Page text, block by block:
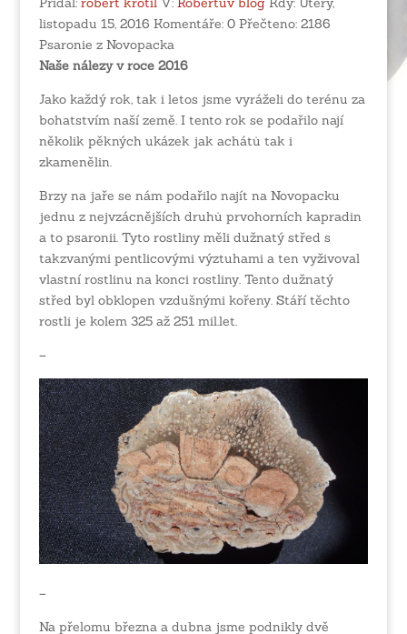
listopadu 15, 2016 Komentáře:0 Přečteno:2186
Psaronie z Novopacka
Naše nálezy v roce 2016
Jako každý rok, tak i letos jsme vyráželi do terénu za
bohatstvím naší země. I tento rok se podařilo nají
několik pěkných ukázek jak achátů tak i
zkamenělin.
Brzy na jaře se nám podařilo najít na Novopacku
jednu z nejvzácnějších druhů prvohorních kapradin
a to psaronii. Tyto rostliny měli dužnatý střed s
takzvanými pentlicovými výztuhami a ten vyživoval
vlastní rostlinu na konci rostliny. Tento dužnatý
střed byl obklopen vzdušnými kořeny. Stáří těchto
rostli je kolem 325 až 251 mil.let.
–
–
Na přelomu března a dubna jsme podnikly dvě